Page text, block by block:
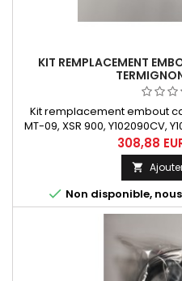
KIT REMPLACEMENT
Kit remplacement embout
MT-09, XSR 900, Y102090CV,
embout carbone x1, bande
code d'homologation EEC
308,88

 Non disponible,